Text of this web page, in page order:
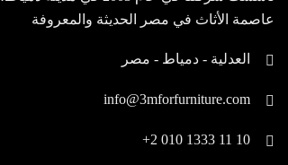
عاصمة الأثاث في مصر الحديثة والمعروفة
لنكون في مقدمة الشركات العالمية
العدلية - دمياط - مصر
info@3mforfurniture.com
+2 010 1333 11 10